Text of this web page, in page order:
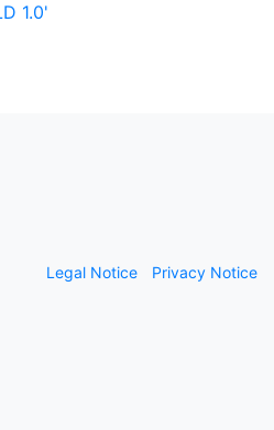
1.0'
Legal Notice Privacy Notice